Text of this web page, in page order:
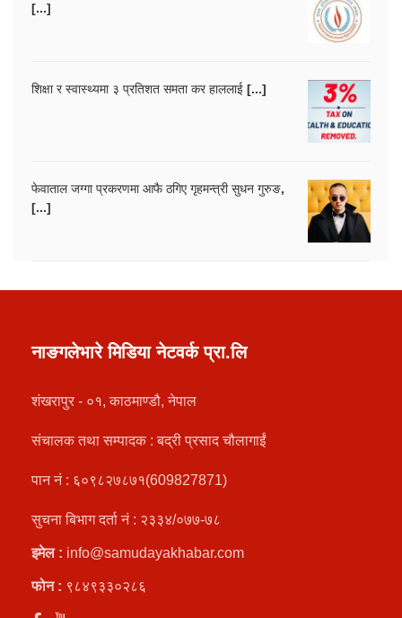
[...]
शिक्षा र स्वास्थ्यमा ३ प्रतिशत समता कर हाललाई [...]
फेवाताल जग्गा प्रकरणमा आफै ठगिए गृहमन्त्री सुधन गुरुङ,
[...]
नाङगलेभारे मिडिया नेटवर्क प्रा.लि
शंखरापुर - ०१, काठमाण्डौ, नेपाल
संचालक तथा सम्पादक : बद्री प्रसाद चौलागाईं
पान नं : ६०९८२७८७१(609827871)
सुचना बिभाग दर्ता नं : २३३४/०७७-७८
इमेल : info@samudayakhabar.com
फोन : ९८४९३३०२८६